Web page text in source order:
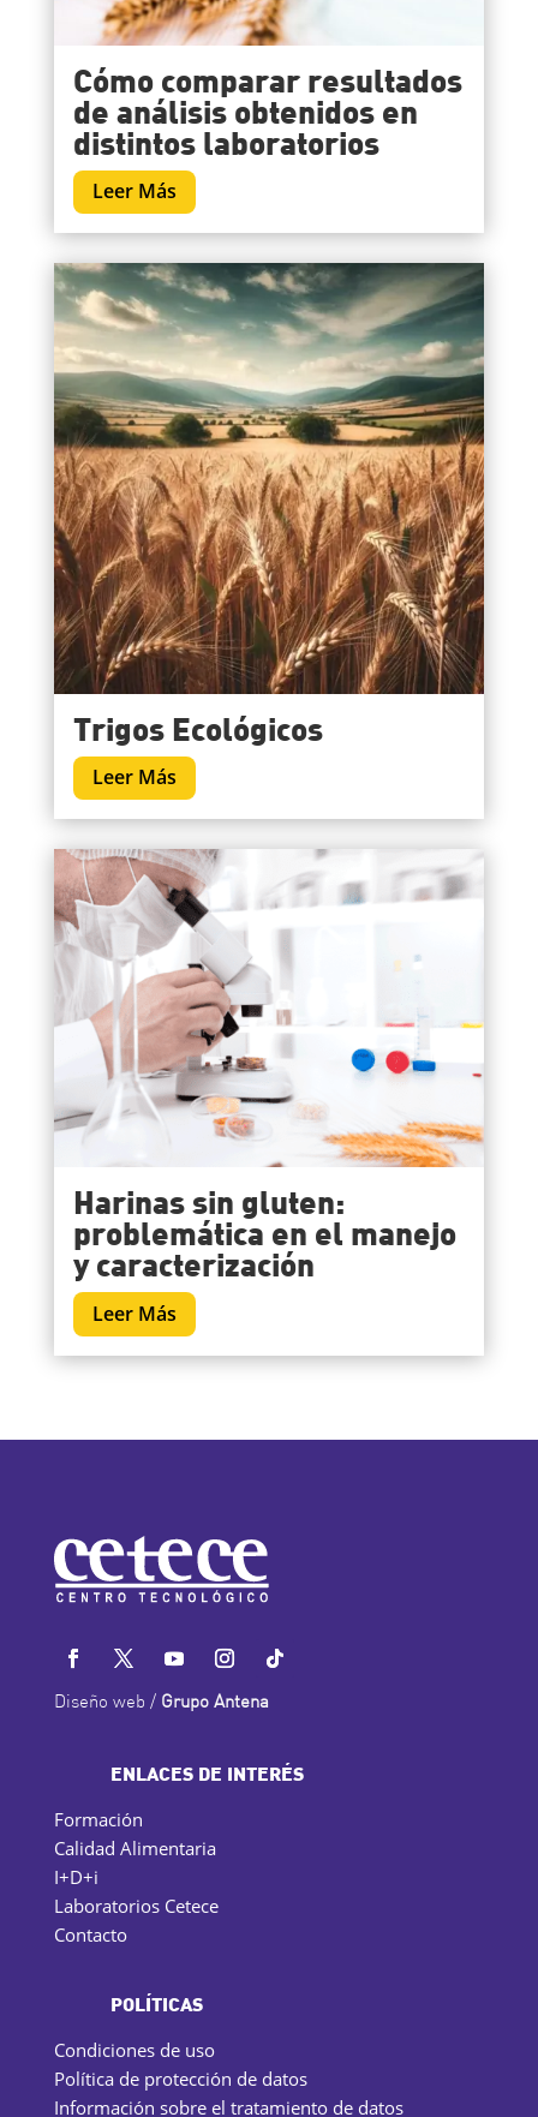
Cómo comparar resultados
de análisis obtenidos en
distintos laboratorios
Leer Más
Trigos Ecológicos
Leer Más
Harinas sin gluten:
problemática en el manejo
y caracterización
Leer Más
Diseño web / Grupo Antena
ENLACES DE INTERÉS
Formación
Calidad Alimentaria
I+D+i
Laboratorios Cetece
Contacto
POLÍTICAS
Condiciones de uso
Política de protección de datos
Información sobre el tratamiento de datos